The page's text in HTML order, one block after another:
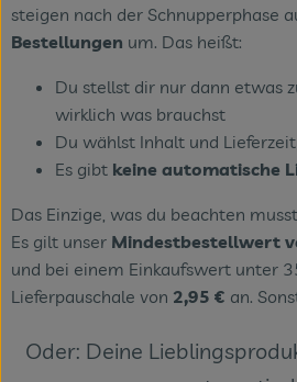
steigen nach der Schnupperphase
Bestellungen um. Das heißt:
Du stellst dir nur dann etwas
wirklich was brauchst
Du wählst Inhalt und
Es gibt keine automatische
Das Einzige, was du beachten
Es gilt unser Mindestbestellwert
und bei einem Einkaufswert unter
Lieferpauschale von 2,95 € an.
Oder: Deine